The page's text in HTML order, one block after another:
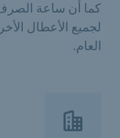
كما أن ساعة
لجميع الأعطال
العام.